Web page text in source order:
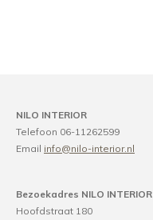
NILO INTERIOR
Telefoon 06-11262599
Email info@nilo-interior.nl
Bezoekadres NILO INTERIOR
Hoofdstraat 180